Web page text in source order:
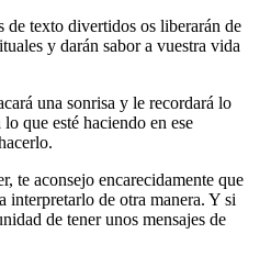
de texto divertidos os liberarán de
y darán sabor a vuestra vida
una sonrisa y le recordará lo
que esté haciendo en ese
te aconsejo encarecidamente que
interpretarlo de otra manera. Y si
de tener unos mensajes de